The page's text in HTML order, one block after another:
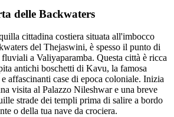
delle Backwaters
cittadina costiera situata all'imbocco
del Thejaswini, è spesso il punto di
a Valiyaparamba. Questa città è ricca
antichi boschetti di Kavu, la famosa
affascinanti case di epoca coloniale. Inizia
visita al Palazzo Nileshwar e una breve
strade dei templi prima di salire a bordo
o della tua nave da crociera.